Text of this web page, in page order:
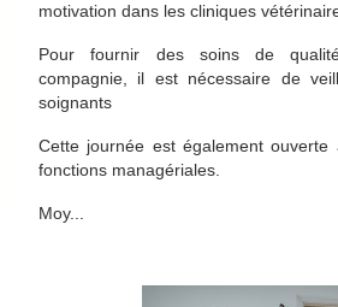
motivation dans les cliniques
Pour fournir des soins de
compagnie, il est nécessaire de
soignants
Cette journée est également
fonctions managériales.
Moy...